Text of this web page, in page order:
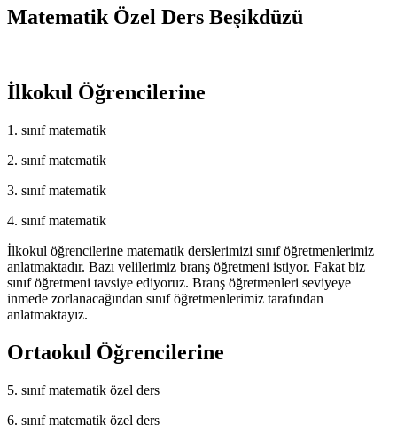
Matematik Özel Ders Beşikdüzü
İlkokul Öğrencilerine
1. sınıf matematik
2. sınıf matematik
3. sınıf matematik
4. sınıf matematik
İlkokul öğrencilerine matematik derslerimizi sınıf öğretmenlerimiz
anlatmaktadır. Bazı velilerimiz branş öğretmeni istiyor. Fakat biz
sınıf öğretmeni tavsiye ediyoruz. Branş öğretmenleri seviyeye
inmede zorlanacağından sınıf öğretmenlerimiz tarafından
anlatmaktayız.
Ortaokul Öğrencilerine
5. sınıf matematik özel ders
6. sınıf matematik özel ders